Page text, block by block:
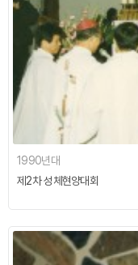
1990년대
제2차 성체현양대회